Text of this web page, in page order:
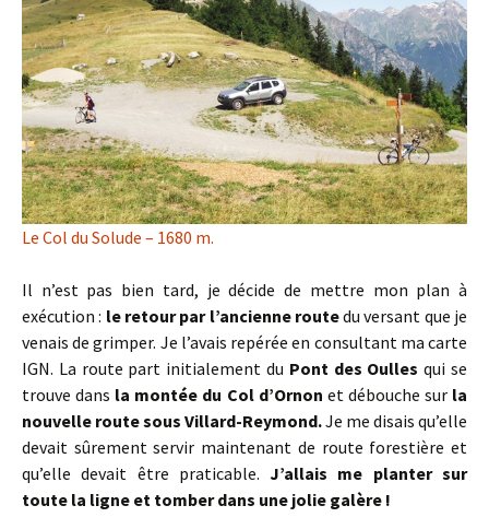
Le Col du Solude – 1680 m.
Il n’est pas bien tard, je décide de mettre mon plan à
exécution : le retour par l’ancienne routedu versant que je
venais de grimper. Je l’avais repérée en consultant ma carte
IGN. La route part initialement du Pont des Oulles qui se
trouve dans la montée du Col d’Ornon et débouche sur la
nouvelle route sous Villard-Reymond.Je me disais qu’elle
devait sûrement servir maintenant de route forestière et
qu’elle devait être praticable.J’allais me planter sur
toute la ligne et tomber dans une jolie galère !